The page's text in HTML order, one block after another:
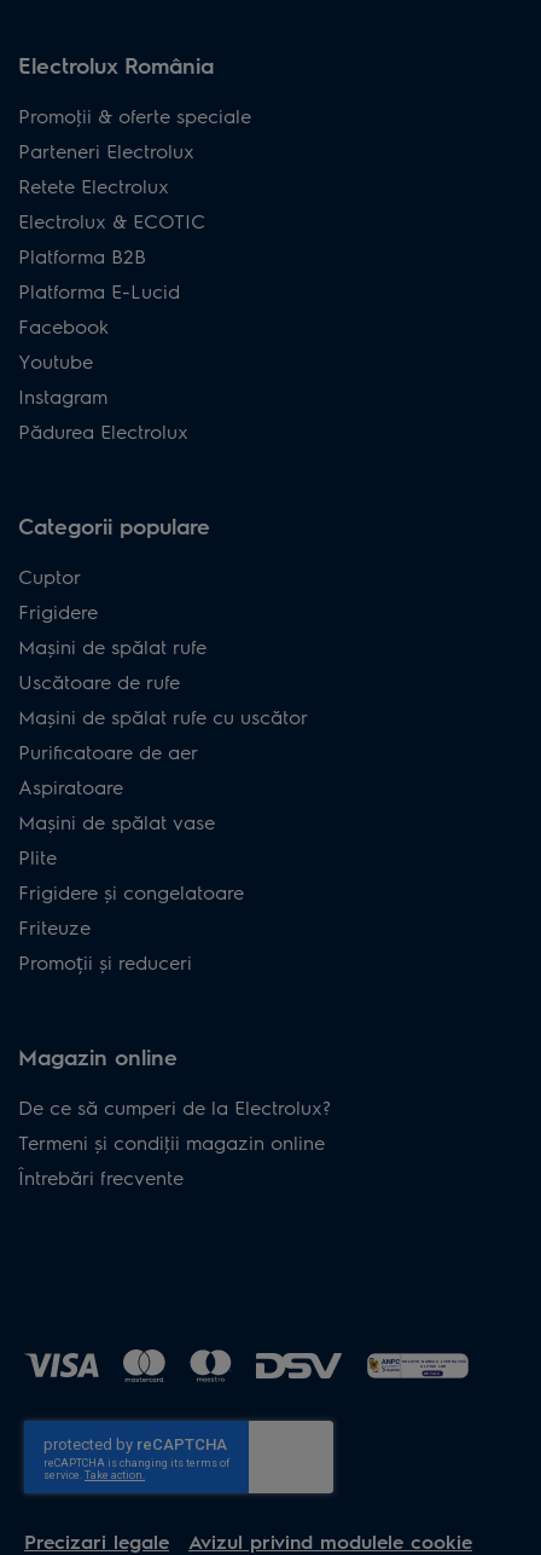
Electrolux România
Promoţii & oferte speciale
Parteneri Electrolux
Retete Electrolux
Electrolux & ECOTIC
Platforma B2B
Platforma E-Lucid
Facebook
Youtube
Instagram
Pădurea Electrolux
Categorii populare
Cuptor
Frigidere
Mașini de spălat rufe
Uscătoare de rufe
Mașini de spălat rufe cu uscător
Purificatoare de aer
Aspiratoare
Mașini de spălat vase
Plite
Frigidere și congelatoare
Friteuze
Promoții și reduceri
Magazin online
De ce să cumperi de la Electrolux?
Termeni și condiţii magazin online
Întrebări frecvente
Precizari legale Avizul privind modulele cookie